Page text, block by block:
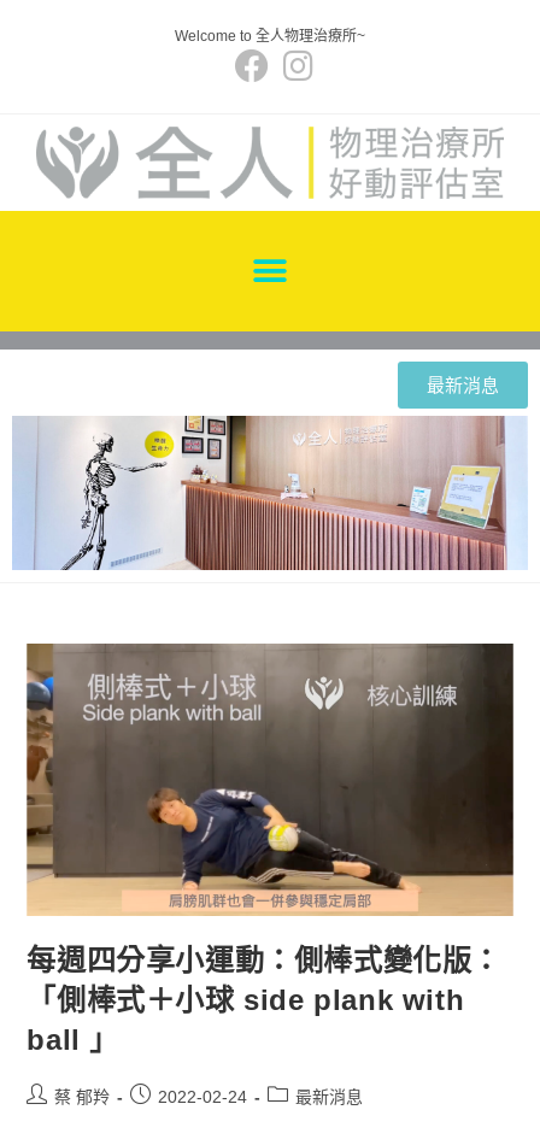
Welcome to 全人物理治療所~
最新消息
每週四分享小運動：側棒式變化版：
「側棒式＋小球 side plank with
ball 」
蔡 郁羚 2022-02-24 最新消息